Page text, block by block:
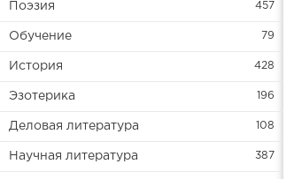
Поэзия 457
Обучение 79
История 428
Эзотерика 196
Деловая литература 108
Научная литература 387